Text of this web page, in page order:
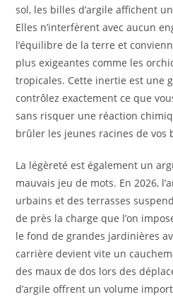
sol, les billes d’argile affichent un
Elles n’interfèrent avec aucun
l’équilibre de la terre et
plus exigeantes comme les
tropicales. Cette inertie est une
contrôlez exactement ce que
sans risquer une réaction
brûler les jeunes racines de vos
La légèreté est également un
mauvais jeu de mots. En 2026,
urbains et des terrasses
de près la charge que l’on
le fond de grandes jardinières
carrière devient vite un
des maux de dos lors des
d’argile offrent un volume